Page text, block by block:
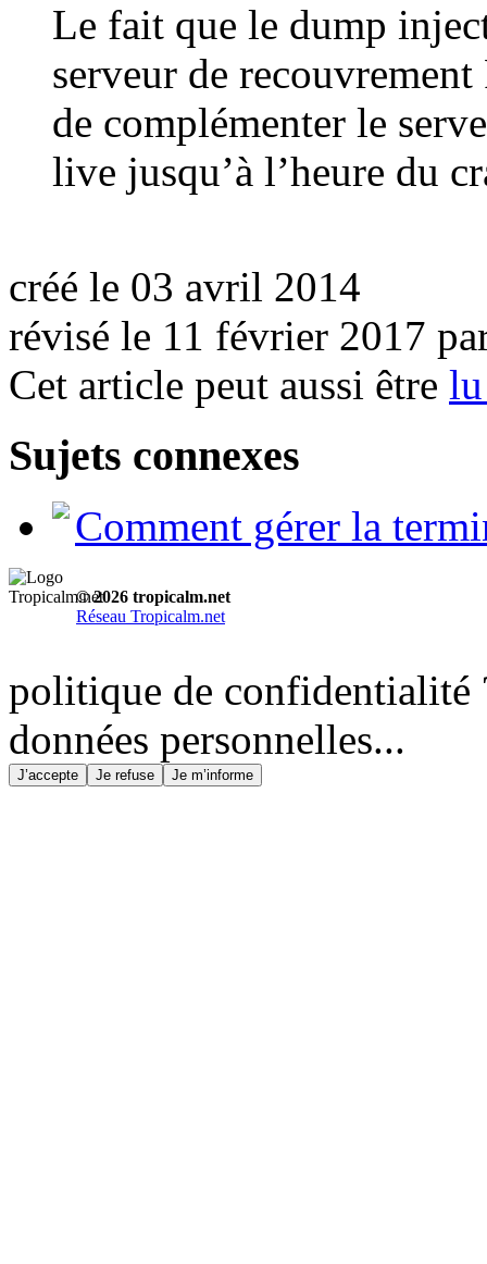
Le fait que le dump
serveur de
de complémenter le
live jusqu’à l’heure du
créé le 03 avril 2014
révisé le 11 février 2017
Cet article peut aussi être
Sujets connexes
Comment gérer la
© 2026 tropicalm.net
Réseau Tropicalm.net
politique de confidentialité
données personnelles...
J’accepte Je refuse Je m’informe